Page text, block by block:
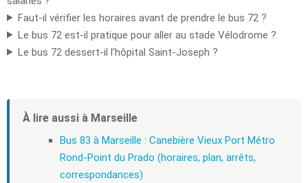
Faut-il vérifier les horaires avant de prendre le bus 72 ?
Le bus 72 est-il pratique pour aller au stade Vélodrome ?
Le bus 72 dessert-il l’hôpital Saint-Joseph ?
À lire aussi à Marseille
Bus 83 à Marseille : Canebière Vieux Port Métro
Rond-Point du Prado (horaires, plan, arrêts,
correspondances)